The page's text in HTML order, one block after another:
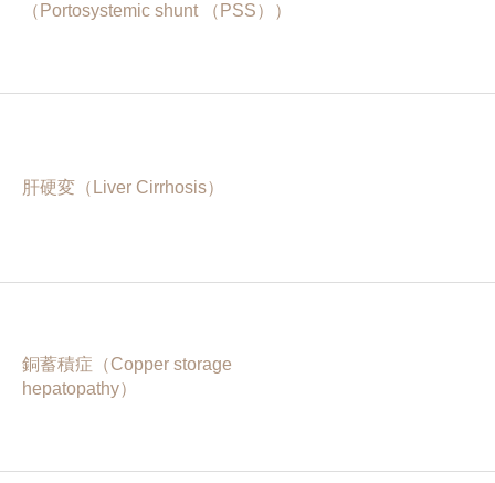
（Portosystemic shunt （PSS））
肝硬変（Liver Cirrhosis）
銅蓄積症（Copper storage
hepatopathy）